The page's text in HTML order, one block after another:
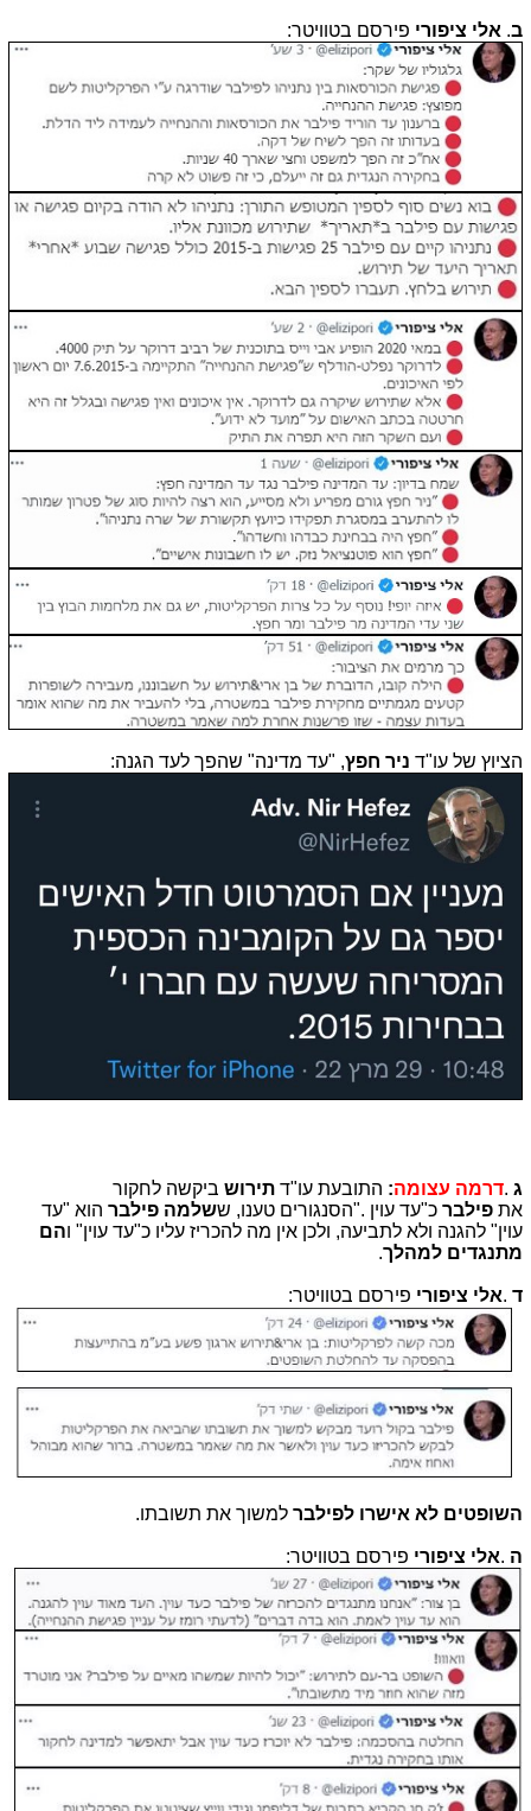
ב. אלי ציפורי פירסם בטוויטר:
הציוץ של עו"ד ניר חפץ, "עד מדינה" שהפך לעד הגנה:
ג .דרמה עצומה: התובעת עו"ד תירוש ביקשה לחקור
את פילבר כ"עד עוין ".הסנגורים טענו, ששלמה פילבר הוא "עד
עוין" להגנה ולא לתביעה, ולכן אין מה להכריז עליו כ"עד עוין" והם
מתנגדים למהלך.
ד .אלי ציפורי פירסם בטוויטר:
השופטים לא אישרו לפילבר למשוך את תשובתו.
ה .אלי ציפורי פירסם בטוויטר: